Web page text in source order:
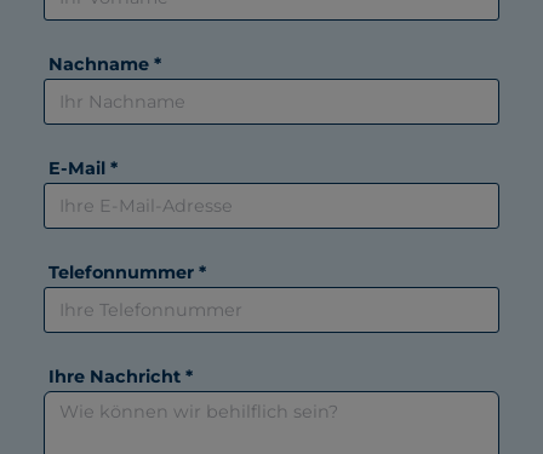
Nachname *
E-Mail *
Telefonnummer *
Ihre Nachricht *